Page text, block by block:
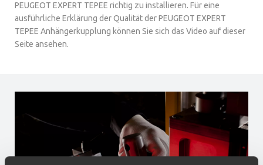
PEUGEOT EXPERT TEPEE richtig zu installieren. Für eine
ausführliche Erklärung der Qualität der PEUGEOT EXPERT
TEPEE Anhängerkupplung können Sie sich das Video auf dieser
Seite ansehen.